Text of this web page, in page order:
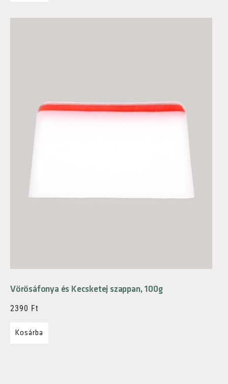
Vörösáfonya és Kecsketej szappan, 100g
2390 Ft
Kosárba